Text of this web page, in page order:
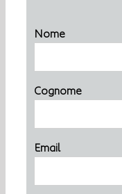
Nome
Cognome
Email